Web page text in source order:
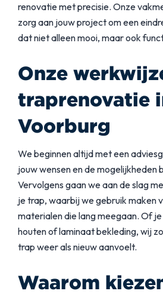
renovatie met precisie. Onze
zorg aan jouw project om een
dat niet alleen mooi, maar ook
Onze
traprenovatie
Voorburg
We beginnen altijd met een
jouw wensen en de mogelijkheden
Vervolgens gaan we aan de slag
je trap, waarbij we gebruik maken
materialen die lang meegaan. Of
houten of laminaat bekleding, wij
trap weer als nieuw aanvoelt.
Waarom